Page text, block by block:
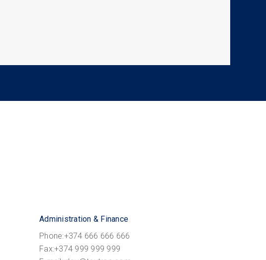
Administration & Finance
Phone:+374 666 666 666
Fax:+374 999 999 999